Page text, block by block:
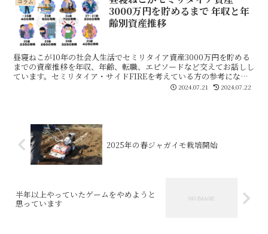
と給付額を公開します。
3000万円を貯めるまで 年収と年
齢別資産推移
昼寝ねこが10年の社会人生活でセミリタイア資産3000万円を貯める
までの資産推移を年収、年齢、転職、エピソードなど交えてお話しし
ています。セミリタイア・サイドFIREを考えている方の参考になれ
2024.07.21 2024.07.22
2025年の春ジャガイモ栽培開始
半年以上やっていたゲームをやめようと
思っています